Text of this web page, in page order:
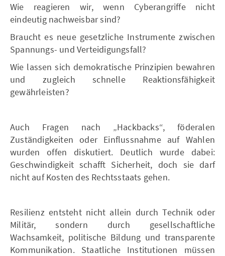
Wie reagieren wir, wenn Cyberangriffe nicht
eindeutig nachweisbar sind?
Braucht es neue gesetzliche Instrumente zwischen
Spannungs- und Verteidigungsfall?
Wie lassen sich demokratische Prinzipien bewahren
und zugleich schnelle Reaktionsfähigkeit
gewährleisten?
Auch Fragen nach „Hackbacks“, föderalen
Zuständigkeiten oder Einflussnahme auf Wahlen
wurden offen diskutiert. Deutlich wurde dabei:
Geschwindigkeit schafft Sicherheit, doch sie darf
nicht auf Kosten des Rechtsstaats gehen.
Resilienz entsteht nicht allein durch Technik oder
Militär, sondern durch gesellschaftliche
Wachsamkeit, politische Bildung und transparente
Kommunikation. Staatliche Institutionen müssen